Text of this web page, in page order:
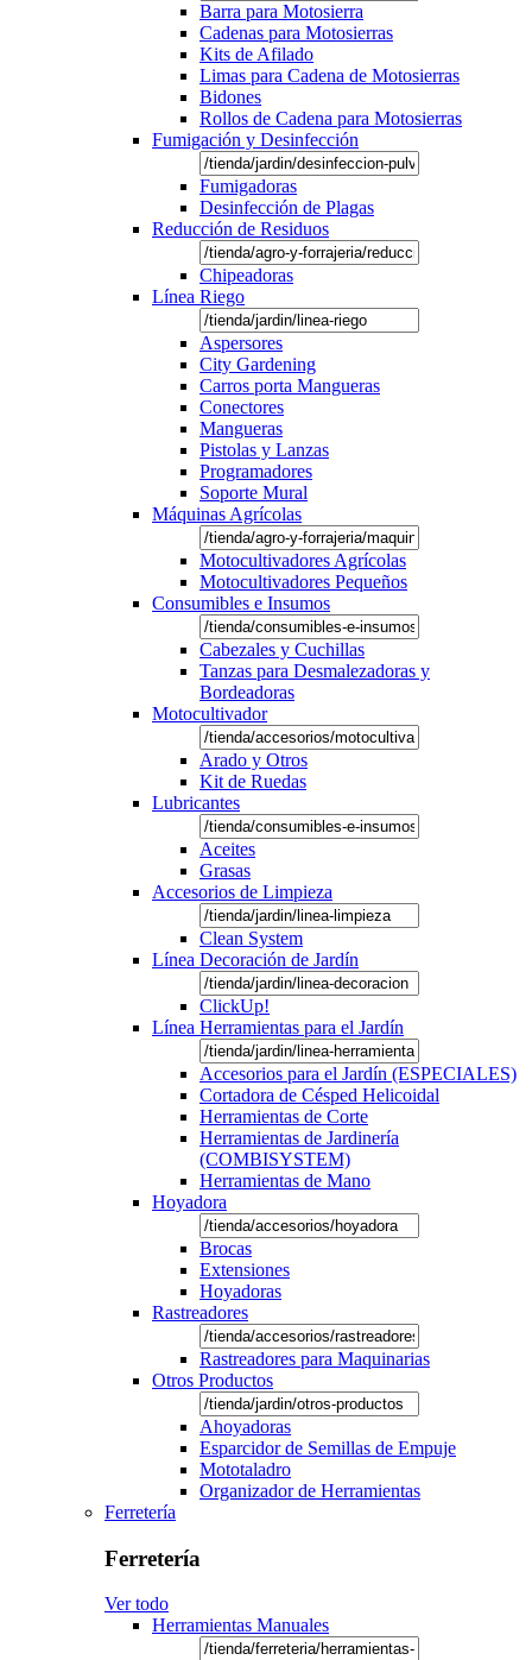
Barra para Motosierra
Cadenas para Motosierras
Kits de Afilado
Limas para Cadena de Motosierras
Bidones
Rollos de Cadena para Motosierras
Fumigación y Desinfección
Fumigadoras
Desinfección de Plagas
Reducción de Residuos
Chipeadoras
Línea Riego
Aspersores
City Gardening
Carros porta Mangueras
Conectores
Mangueras
Pistolas y Lanzas
Programadores
Soporte Mural
Máquinas Agrícolas
Motocultivadores Agrícolas
Motocultivadores Pequeños
Consumibles e Insumos
Cabezales y Cuchillas
Tanzas para Desmalezadoras y
Bordeadoras
Motocultivador
Arado y Otros
Kit de Ruedas
Lubricantes
Aceites
Grasas
Accesorios de Limpieza
Clean System
Línea Decoración de Jardín
ClickUp!
Línea Herramientas para el Jardín
Accesorios para el Jardín (ESPECIALES)
Cortadora de Césped Helicoidal
Herramientas de Corte
Herramientas de Jardinería
(COMBISYSTEM)
Herramientas de Mano
Hoyadora
Brocas
Extensiones
Hoyadoras
Rastreadores
Rastreadores para Maquinarias
Otros Productos
Ahoyadoras
Esparcidor de Semillas de Empuje
Mototaladro
Organizador de Herramientas
Ferretería
Ferretería
Ver todo
Herramientas Manuales